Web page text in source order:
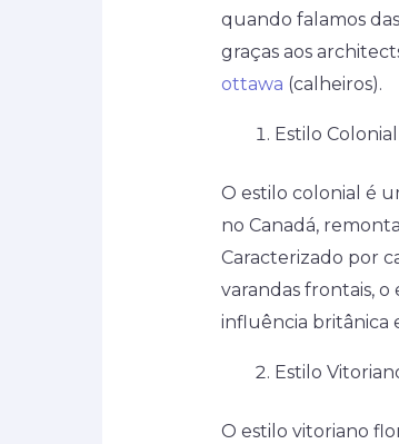
quando falamos
graças aos
ottawa (calheiros).
Estilo Colonial
O estilo colonial é
no Canadá,
Caracterizado por
varandas frontais,
influência britânica
Estilo
O estilo vitoriano